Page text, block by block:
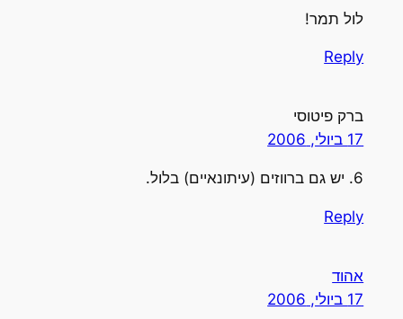
לול תמר!
Reply
ברק פיטוסי
17 ביולי, 2006
6. יש גם ברווזים (עיתונאיים) בלול.
Reply
אהוד
17 ביולי, 2006